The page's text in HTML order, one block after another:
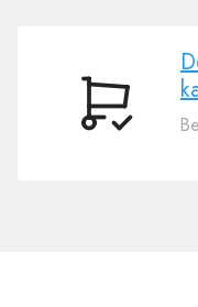
Domain